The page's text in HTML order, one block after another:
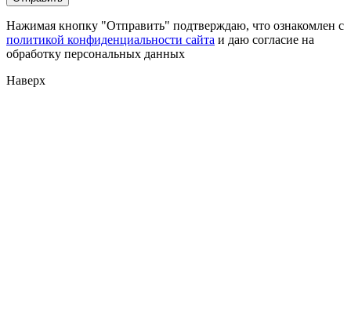
Нажимая кнопку "Отправить" подтверждаю, что ознакомлен с
политикой конфиденциальности сайта и даю согласие на
обработку персональных данных
Наверх